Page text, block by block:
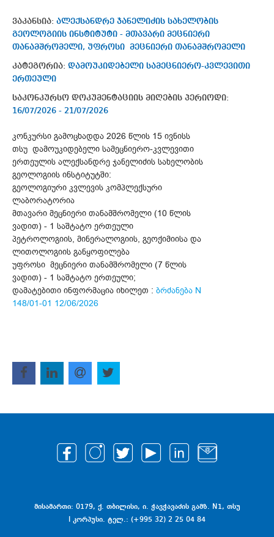
ვაკანსია: ალექსანდრე ჯანელიძის სახელობის
გეოლოგიის ინსტიტუტი - მთავარი მეცნიერი
თანამშრომელი, უფროსი მეცნიერი თანამშრომელი
კატეგორია: დამოუკიდებელი სამეცნიერო-კვლევითი
ერთეული
საკონკურსო დოკუმენტაციის მიღების პერიოდი:
16/07/2026 - 21/07/2026
კონკურსი გამოცხადდა 2026 წლის 15 ივნისს
თსუ დამოუკიდებელი სამეცნიერო-კვლევითი
ერთეულის ალექსანდრე ჯანელიძის სახელობის
გეოლოგიის ინსტიტუტში:
გეოლოგიური კვლევის კომპლექსური
ლაბორატორია
მთავარი მეცნიერი თანამშრომელი (10 წლის
ვადით) - 1 საშტატო ერთეული
პეტროლოგიის, მინერალოგიის, გეოქიმიისა და
ლითოლოგიის განყოფილება
უფროსი მეცნიერი თანამშრომელი (7 წლის
ვადით) - 1 საშტატო ერთეული;
დამატებითი ინფორმაცია იხილეთ : ბრძანება N
148/01-01 12/06/2026
მისამართი: 0179, ქ. თბილისი, ი. ჭავჭავაძის გამზ. N1, თსუ
I კორპუსი. ტელ.: (+995 32) 2 25 04 84